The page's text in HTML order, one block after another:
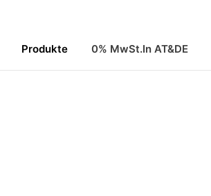
Produkte 0% MwSt.In AT&DE